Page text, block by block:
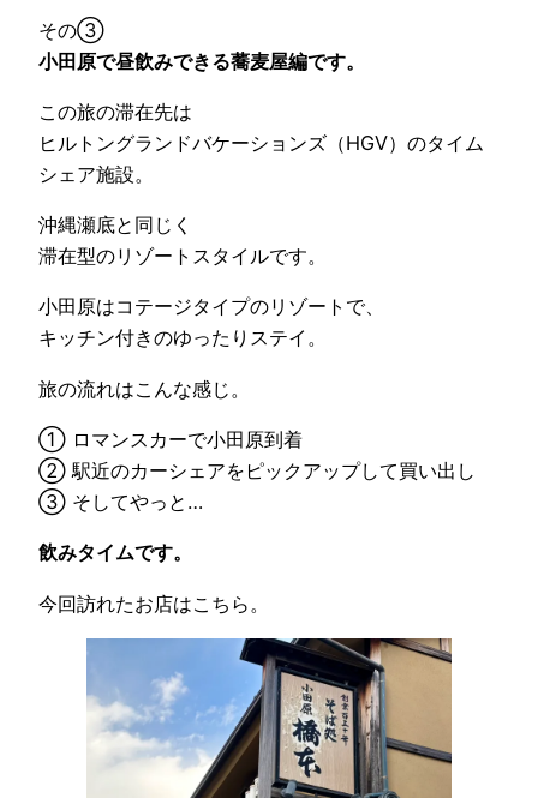
その③
小田原で昼飲みできる蕎麦屋編です。
この旅の滞在先は
ヒルトングランドバケーションズ（HGV）のタイム
シェア施設。
沖縄瀬底と同じく
滞在型のリゾートスタイルです。
小田原はコテージタイプのリゾートで、
キッチン付きのゆったりステイ。
旅の流れはこんな感じ。
① ロマンスカーで小田原到着
② 駅近のカーシェアをピックアップして買い出し
③ そしてやっと…
飲みタイムです。
今回訪れたお店はこちら。